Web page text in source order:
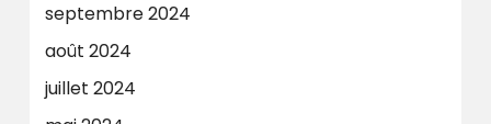
septembre 2024
août 2024
juillet 2024